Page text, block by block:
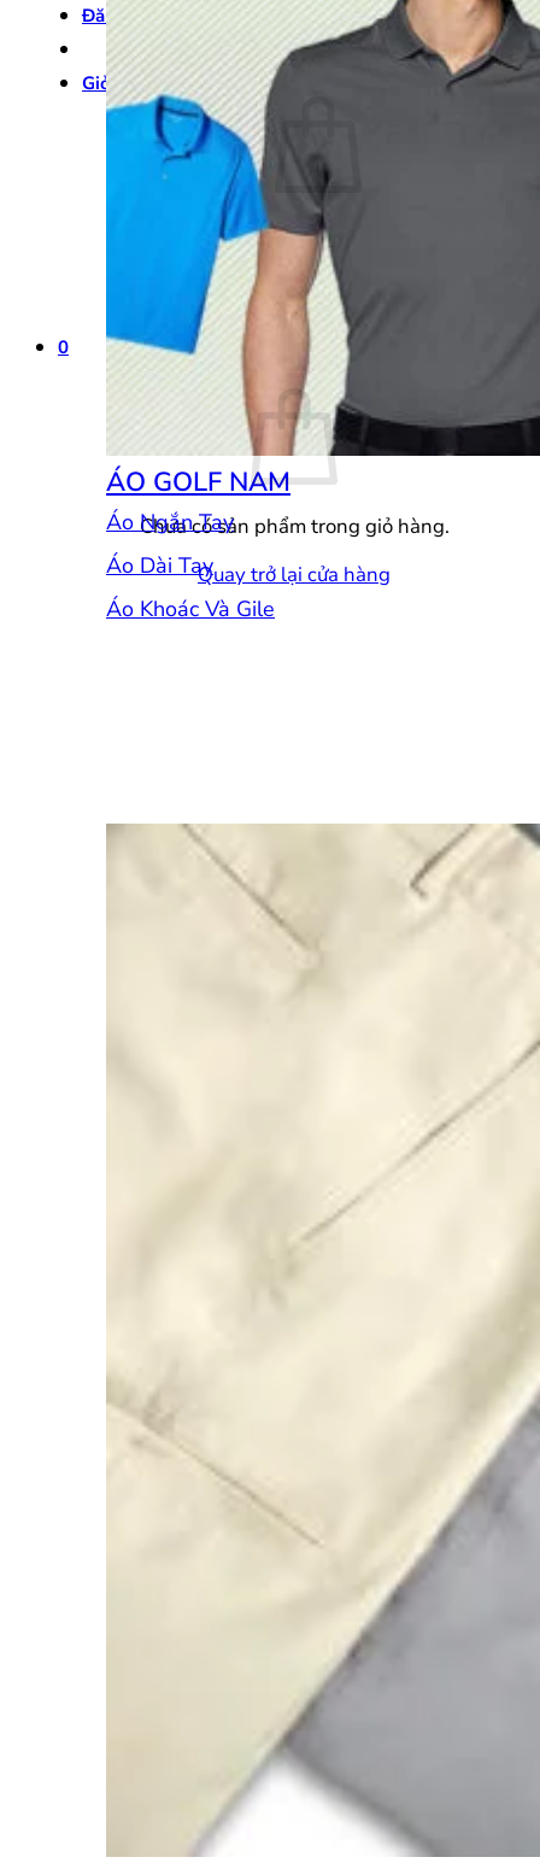
Đăng nhập
Giỏ hàng / 0₫ 0
Chưa có sản phẩm trong giỏ hàng.
Quay trở lại cửa hàng
0
Giỏ hàng
Chưa có sản phẩm trong giỏ hàng.
Quay trở lại cửa hàng
ÁO GOLF NAM
Áo Ngắn Tay
Áo Dài Tay
Áo Khoác Và Gile